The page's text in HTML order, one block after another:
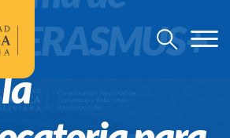
ERASMUS+